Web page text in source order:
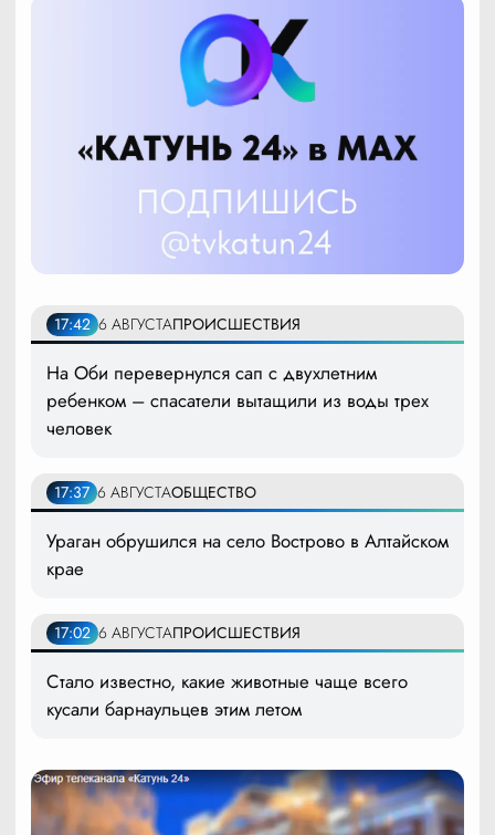
17:42 6 АВГУСТАПРОИСШЕСТВИЯ
На Оби перевернулся сап с двухлетним
ребенком – спасатели вытащили из воды трех
человек
17:37 6 АВГУСТАОБЩЕСТВО
Ураган обрушился на село Вострово в Алтайском
крае
17:02 6 АВГУСТАПРОИСШЕСТВИЯ
Стало известно, какие животные чаще всего
кусали барнаульцев этим летом